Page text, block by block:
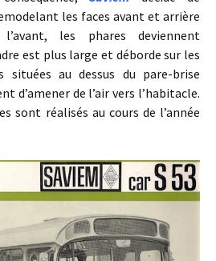
les faces avant et arrière
les phares deviennent
est plus large et déborde sur les
au dessus du pare-brise
d’amener de l’air vers l’habitacle.
sont réalisés au cours de l’année